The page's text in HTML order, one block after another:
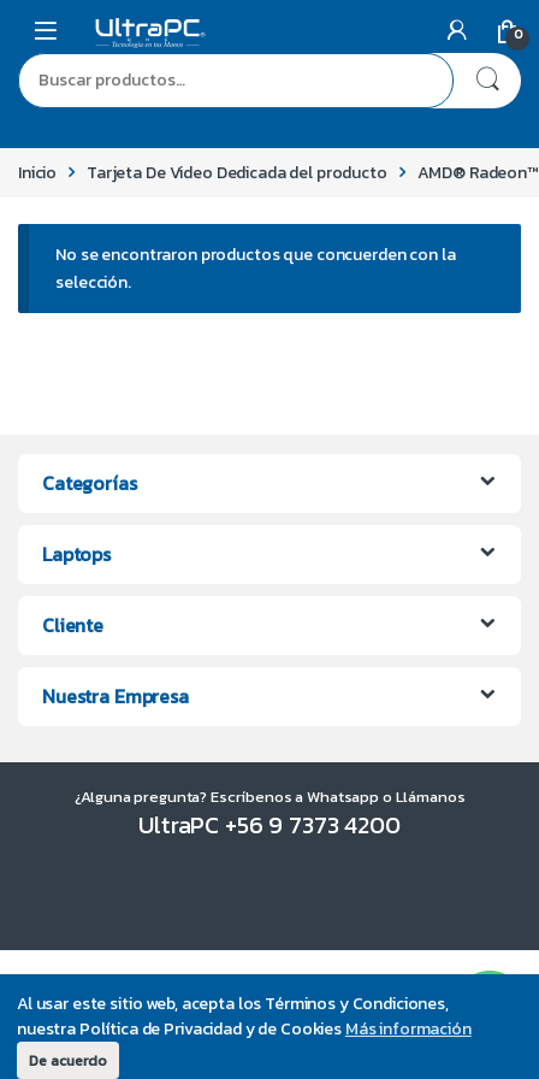
Al usar este sitio web, acepta los Términos y Condiciones,
nuestra Política de Privacidad y de CookiesMás información
De acuerdo
0
Inicio Tarjeta De Video Dedicada del producto AMD®
No se encontraron productos que concuerden con la
selección.
Categorías
Laptops
Cliente
Nuestra Empresa
¿Alguna pregunta? Escríbenos a Whatsapp o Llámanos
UltraPC +56 9 7373 4200